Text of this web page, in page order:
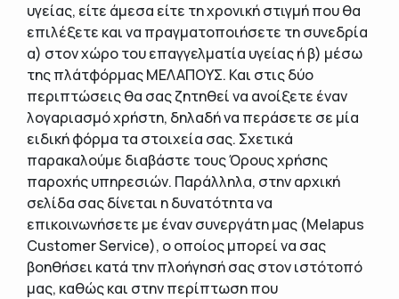
υγείας, είτε άμεσα είτε τη χρονική στιγμή που θα
επιλέξετε και να πραγματοποιήσετε τη συνεδρία
α) στον χώρο του επαγγελματία υγείας ή β) μέσω
της πλάτφόρμας ΜΕΛΑΠΟΥΣ. Και στις δύο
περιπτώσεις θα σας ζητηθεί να ανοίξετε έναν
λογαριασμό χρήστη, δηλαδή να περάσετε σε μία
ειδική φόρμα τα στοιχεία σας. Σχετικά
παρακαλούμε διαβάστε τους Όρους χρήσης
παροχής υπηρεσιών. Παράλληλα, στην αρχική
σελίδα σας δίνεται η δυνατότητα να
επικοινωνήσετε με έναν συνεργάτη μας (Melapus
Customer Service), ο οποίος μπορεί να σας
βοηθήσει κατά την πλοήγησή σας στον ιστότοπό
μας, καθώς και στην περίπτωση που